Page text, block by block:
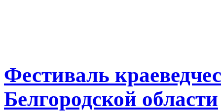
Фестиваль
Белгородской области